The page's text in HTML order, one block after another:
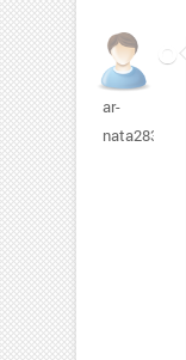
ar-
nata283